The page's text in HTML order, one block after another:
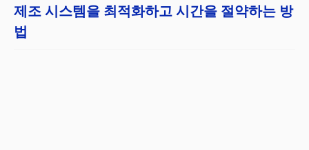
제조 시스템을 최적화하고 시간을 절약하는 방
법